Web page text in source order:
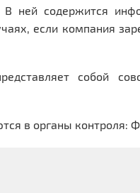
ней содержится
если компания
собой
в органы контроля: